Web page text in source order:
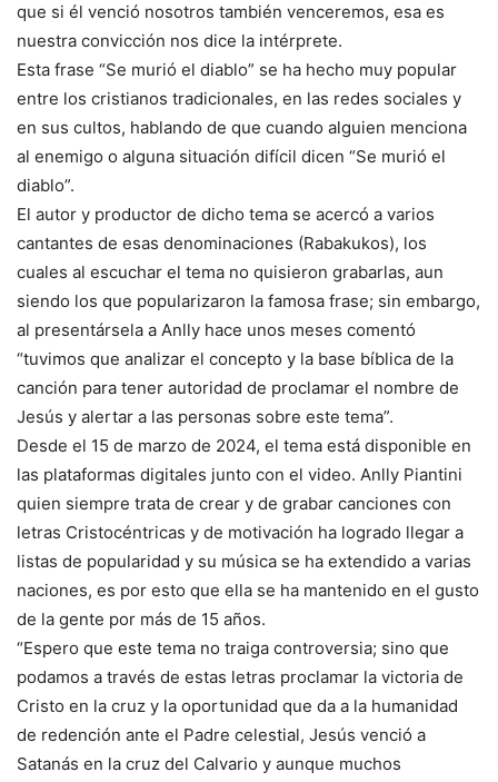
que si él venció nosotros también venceremos, esa es
nuestra convicción nos dice la intérprete.
Esta frase “Se murió el diablo” se ha hecho muy popular
entre los cristianos tradicionales, en las redes sociales y
en sus cultos, hablando de que cuando alguien menciona
al enemigo o alguna situación difícil dicen “Se murió el
diablo”.
El autor y productor de dicho tema se acercó a varios
cantantes de esas denominaciones (Rabakukos), los
cuales al escuchar el tema no quisieron grabarlas, aun
siendo los que popularizaron la famosa frase; sin embargo,
al presentársela a Anlly hace unos meses comentó
“tuvimos que analizar el concepto y la base bíblica de la
canción para tener autoridad de proclamar el nombre de
Jesús y alertar a las personas sobre este tema”.
Desde el 15 de marzo de 2024, el tema está disponible en
las plataformas digitales junto con el video. Anlly Piantini
quien siempre trata de crear y de grabar canciones con
letras Cristocéntricas y de motivación ha logrado llegar a
listas de popularidad y su música se ha extendido a varias
naciones, es por esto que ella se ha mantenido en el gusto
de la gente por más de 15 años.
“Espero que este tema no traiga controversia; sino que
podamos a través de estas letras proclamar la victoria de
Cristo en la cruz y la oportunidad que da a la humanidad
de redención ante el Padre celestial, Jesús venció a
Satanás en la cruz del Calvario y aunque muchos